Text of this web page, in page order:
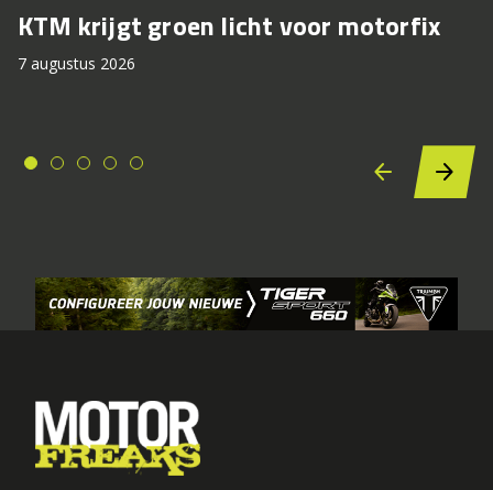
KTM krijgt groen licht voor motorfix
7 augustus 2026